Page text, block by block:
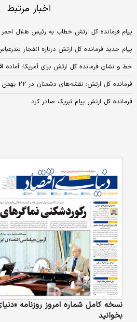
اخبار مرتبط
پیام فرمانده کل ارتش خطاب به رئیس هلال احمر
پیام جدید فرمانده کل ارتش درباره انفجار
خط و نشان فرمانده کل ارتش برای آمریکا: آماده
فرمانده کل ارتش: نقشه‌های دشمنان در ۲۲ بهمن نقش بر آب شد
فرمانده کل ارتش پیام تبریک صادر کرد
نسخه کامل شماره امروز روزنامه
بخوانید